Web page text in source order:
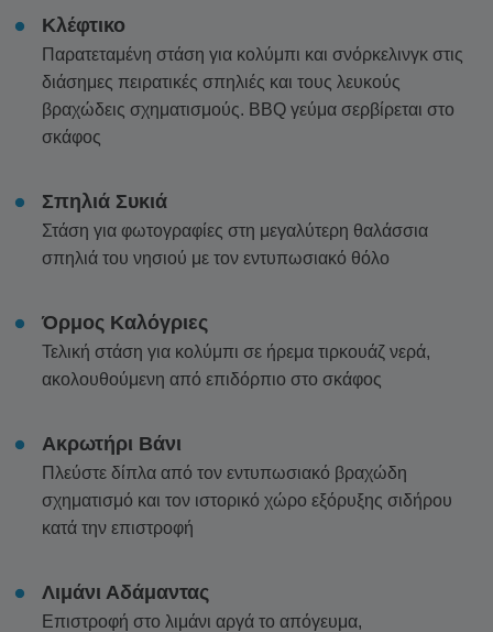
Κλέφτικο
Παρατεταμένη στάση για κολύμπι και σνόρκελινγκ στις
διάσημες πειρατικές σπηλιές και τους λευκούς
βραχώδεις σχηματισμούς. BBQ γεύμα σερβίρεται στο
σκάφος
Σπηλιά Συκιά
Στάση για φωτογραφίες στη μεγαλύτερη θαλάσσια
σπηλιά του νησιού με τον εντυπωσιακό θόλο
Όρμος Καλόγριες
Τελική στάση για κολύμπι σε ήρεμα τιρκουάζ νερά,
ακολουθούμενη από επιδόρπιο στο σκάφος
Ακρωτήρι Βάνι
Πλεύστε δίπλα από τον εντυπωσιακό βραχώδη
σχηματισμό και τον ιστορικό χώρο εξόρυξης σιδήρου
κατά την επιστροφή
Λιμάνι Αδάμαντας
Επιστροφή στο λιμάνι αργά το απόγευμα,